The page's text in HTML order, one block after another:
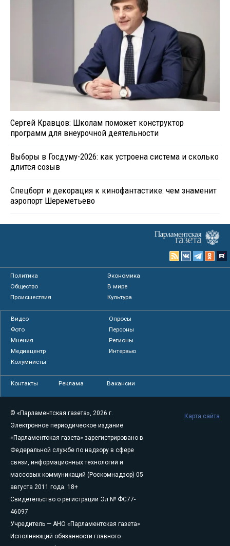
Сергей Кравцов: Школам поможет конструктор
программ для внеурочной деятельности
Выборы в Госдуму-2026: как устроена система и сколько
длится созыв
Спецборт и декорация к кинофантастике: чем знаменит
аэропорт Шереметьево
Политика
Экономика
Общество
В мире
Происшествия
Культура
Видео
Опросы
Фото
Персоны
Мнения
Регионы
Медиацентр
Интервью
Колумнисты
Контакты Реклама Вакансии
© «Парламентская газета», 2026 г.
Электронное периодическое издание
«Парламентская газета» зарегистрировано в
Федеральной службе по надзору в сфере
связи, информационных технологий и
массовых коммуникаций (Роскомнадзор) 05
августа 2011 года. 18+
Свидетельство о регистрации Эл № ФС77-
46097
Учредитель — АНО «Парламентская газета»
Исполняющий обязанности главного
Карта сайта